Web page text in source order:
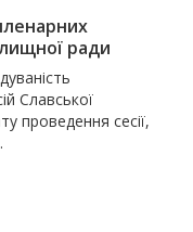
ради
Славської
проведення сесії,